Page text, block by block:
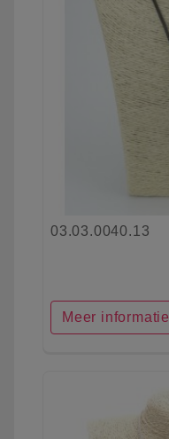
03.03.0040.13
Meer informatie